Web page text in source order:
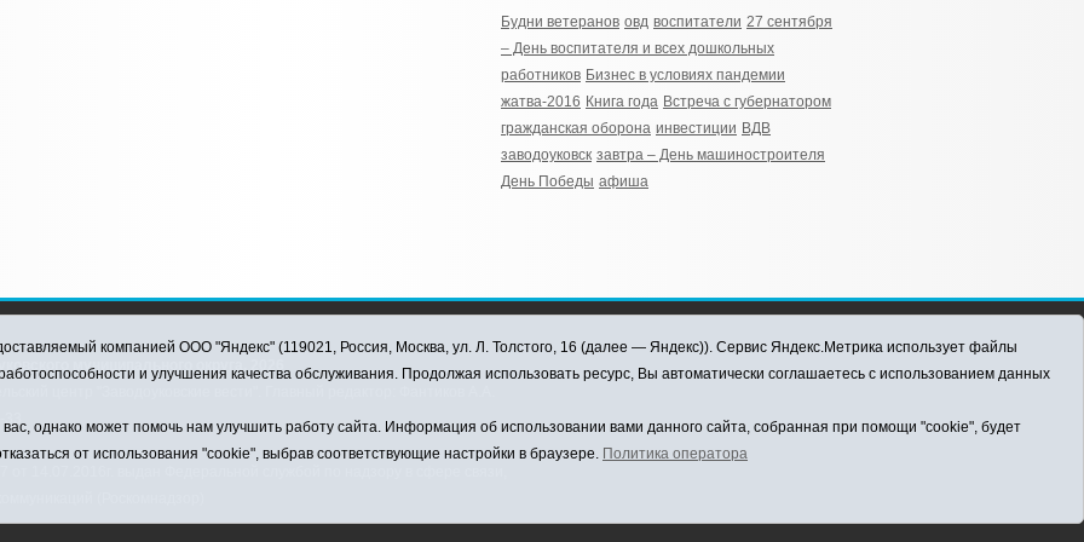
Будни ветеранов овд воспитатели 27 сентября
– День воспитателя и всех дошкольных
работников Бизнес в условиях пандемии
жатва-2016 Книга года Встреча с губернатором
гражданская оборона инвестиции ВДВ
заводоуковск завтра – День машиностроителя
День Победы афиша
муниципального округа, 2026
компанией ООО "Яндекс" (119021, Россия, Москва, ул. Л. Толстого, 16 (далее — Яндекс)). Сервис Яндекс.Метрика использует файлы
и улучшения качества обслуживания. Продолжая использовать ресурс, Вы автоматически соглашаетесь с использованием данных
однако может помочь нам улучшить работу сайта. Информация об использовании вами данного сайта, собранная при помощи "cookie", будет
от использования "cookie", выбрав соответствующие настройки в браузере. Политика оператора